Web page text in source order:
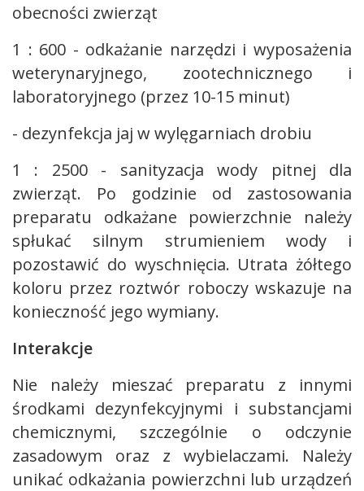
obecności zwierząt
1 : 600 - odkażanie narzędzi i wyposażenia
weterynaryjnego, zootechnicznego i
laboratoryjnego (przez 10-15 minut)
- dezynfekcja jaj w wylęgarniach drobiu
1 : 2500 - sanityzacja wody pitnej dla
zwierząt. Po godzinie od zastosowania
preparatu odkażane powierzchnie należy
spłukać silnym strumieniem wody i
pozostawić do wyschnięcia. Utrata żółtego
koloru przez roztwór roboczy wskazuje na
konieczność jego wymiany.
Interakcje
Nie należy mieszać preparatu z innymi
środkami dezynfekcyjnymi i substancjami
chemicznymi, szczególnie o odczynie
zasadowym oraz z wybielaczami. Należy
unikać odkażania powierzchni lub urządzeń